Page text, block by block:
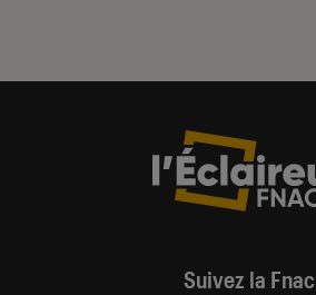
Suivez la Fnac